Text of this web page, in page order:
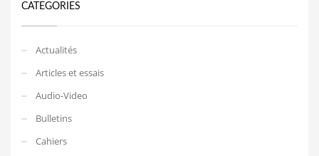
CATEGORIES
Actualités
Articles et essais
Audio-Video
Bulletins
Cahiers